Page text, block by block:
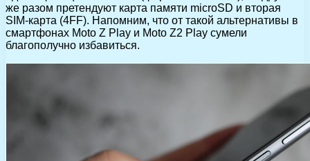
же разом претендуют карта памяти microSD и вторая
SIM-карта (4FF). Напомним, что от такой альтернативы в
смартфонах Moto Z Play и Moto Z2 Play сумели
благополучно избавиться.